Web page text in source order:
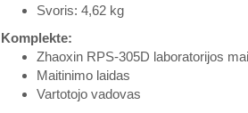
Svoris: 4,62 kg
Komplekte:
Zhaoxin RPS-305D laboratorijos
Maitinimo laidas
Vartotojo vadovas